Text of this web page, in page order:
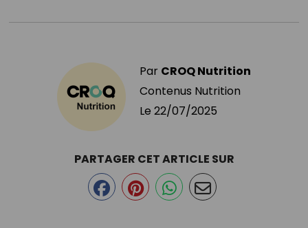
Par CROQ Nutrition
Contenus Nutrition
Le 22/07/2025
PARTAGER CET ARTICLE SUR